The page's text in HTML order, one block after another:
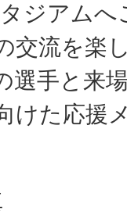
ジアムへ
交流を楽
選手と来
けた応援